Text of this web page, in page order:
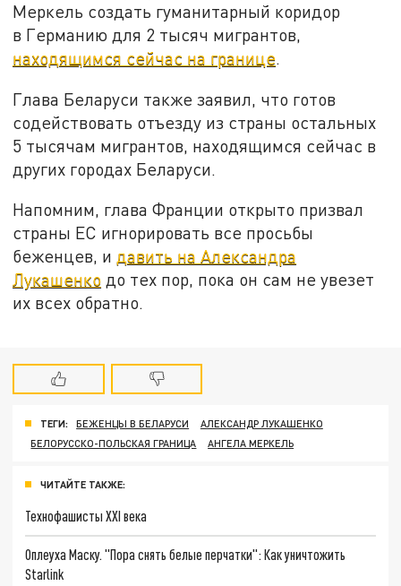
Меркель создать гуманитарный коридор
в Германию для 2 тысяч мигрантов,
находящимся сейчас на границе.
Глава Беларуси также заявил, что готов
содействовать отъезду из страны остальных
5 тысячам мигрантов, находящимся сейчас в
других городах Беларуси.
Напомним, глава Франции открыто призвал
страны ЕС игнорировать все просьбы
беженцев, и давить на Александра
Лукашенко до тех пор, пока он сам не увезет
их всех обратно.
ТЕГИ: БЕЖЕНЦЫ В БЕЛАРУСИ
АЛЕКСАНДР ЛУКАШЕНКО
БЕЛОРУССКО-ПОЛЬСКАЯ ГРАНИЦА
АНГЕЛА МЕРКЕЛЬ
ЧИТАЙТЕ ТАКЖЕ:
Технофашисты XXI века
Оплеуха Маску. "Пора снять белые перчатки": Как уничтожить
Starlink